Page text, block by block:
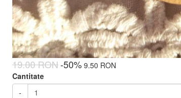
19.00 RON-50% 9.50 RON
Cantitate
-